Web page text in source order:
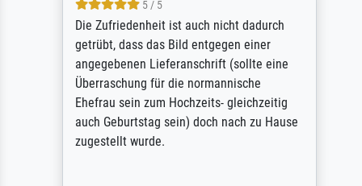
5 / 5
Die Zufriedenheit ist auch nicht dadurch
getrübt, dass das Bild entgegen einer
angegebenen Lieferanschrift (sollte eine
Überraschung für die normannische
Ehefrau sein zum Hochzeits- gleichzeitig
auch Geburtstag sein) doch nach zu Hause
zugestellt wurde.